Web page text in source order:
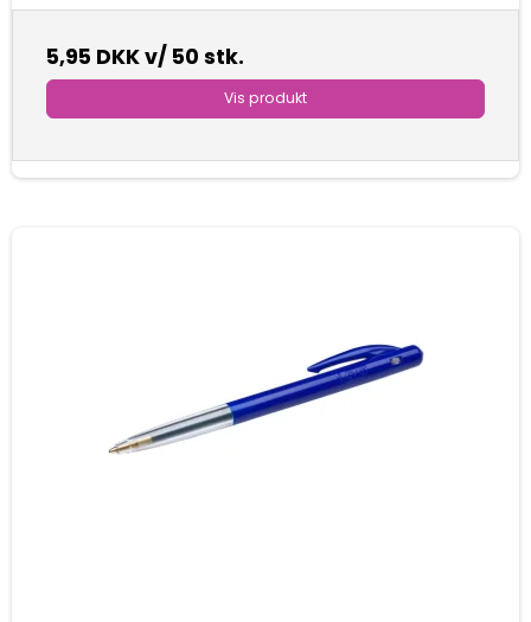
5,95 DKKv/ 50 stk.
Vis produkt